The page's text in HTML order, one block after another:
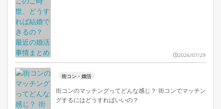
2026/07/29
街コン・婚活
街コンのマッチングってどんな感じ？ 街コンでマッチン
グするにはどうすればいいの？